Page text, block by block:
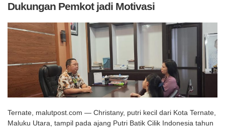
Dukungan Pemkot jadi Motivasi
Ternate, malutpost.com — Christany, putri kecil dari Kota Ternate,
Maluku Utara, tampil pada ajang Putri Batik Cilik Indonesia tahun